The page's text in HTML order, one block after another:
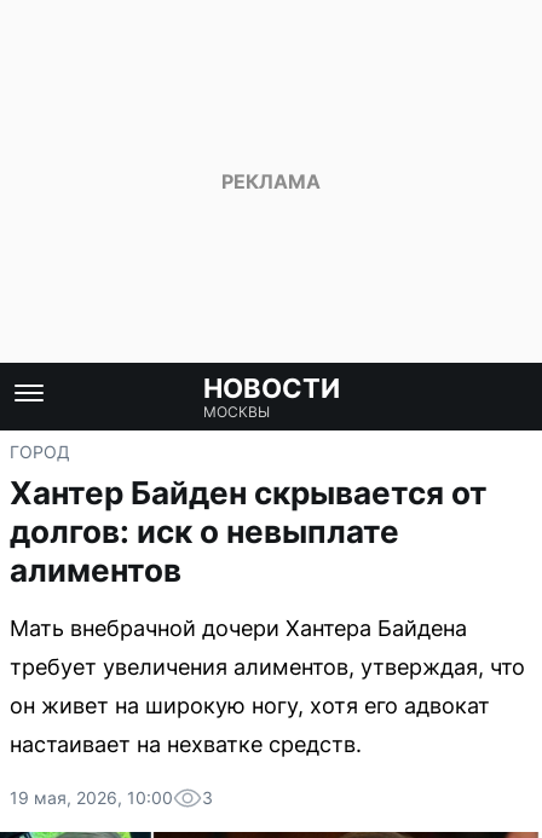
НОВОСТИ
МОСКВЫ
ГОРОД
Хантер Байден скрывается от
долгов: иск о невыплате
алиментов
Мать внебрачной дочери Хантера Байдена
требует увеличения алиментов, утверждая, что
он живет на широкую ногу, хотя его адвокат
настаивает на нехватке средств.
19 мая, 2026, 10:00 3